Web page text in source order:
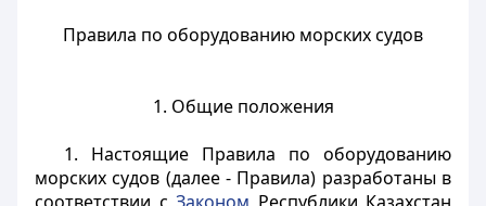
Правила по оборудованию морских судов
1. Общие положения
1. Настоящие Правила по оборудованию
морских судов (далее - Правила) разработаны в